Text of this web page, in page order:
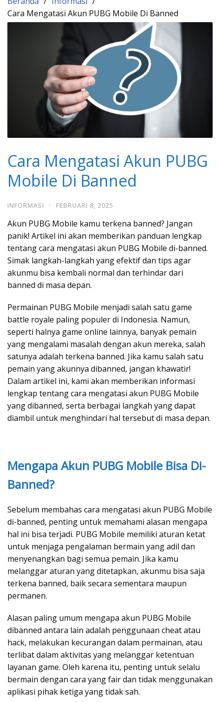
Cara Mengatasi Akun PUBG Mobile Di Banned
Cara Mengatasi Akun PUBG
Mobile Di Banned
INFORMASI · FEBRUARI 8, 2025
Akun PUBG Mobile kamu terkena banned? Jangan
panik! Artikel ini akan memberikan panduan lengkap
tentang cara mengatasi akun PUBG Mobile di-banned.
Simak langkah-langkah yang efektif dan tips agar
akunmu bisa kembali normal dan terhindar dari
banned di masa depan.
Permainan PUBG Mobile menjadi salah satu game
battle royale paling populer di Indonesia. Namun,
seperti halnya game online lainnya, banyak pemain
yang mengalami masalah dengan akun mereka, salah
satunya adalah terkena banned. Jika kamu salah satu
pemain yang akunnya dibanned, jangan khawatir!
Dalam artikel ini, kami akan memberikan informasi
lengkap tentang cara mengatasi akun PUBG Mobile
yang dibanned, serta berbagai langkah yang dapat
diambil untuk menghindari hal tersebut di masa depan.
Mengapa Akun PUBG Mobile Bisa Di-
Banned?
Sebelum membahas cara mengatasi akun PUBG Mobile
di-banned, penting untuk memahami alasan mengapa
hal ini bisa terjadi. PUBG Mobile memiliki aturan ketat
untuk menjaga pengalaman bermain yang adil dan
menyenangkan bagi semua pemain. Jika kamu
melanggar aturan yang ditetapkan, akunmu bisa saja
terkena banned, baik secara sementara maupun
permanen.
Alasan paling umum mengapa akun PUBG Mobile
dibanned antara lain adalah penggunaan cheat atau
hack, melakukan kecurangan dalam permainan, atau
terlibat dalam aktivitas yang melanggar ketentuan
layanan game. Oleh karena itu, penting untuk selalu
bermain dengan cara yang fair dan tidak menggunakan
aplikasi pihak ketiga yang tidak sah.